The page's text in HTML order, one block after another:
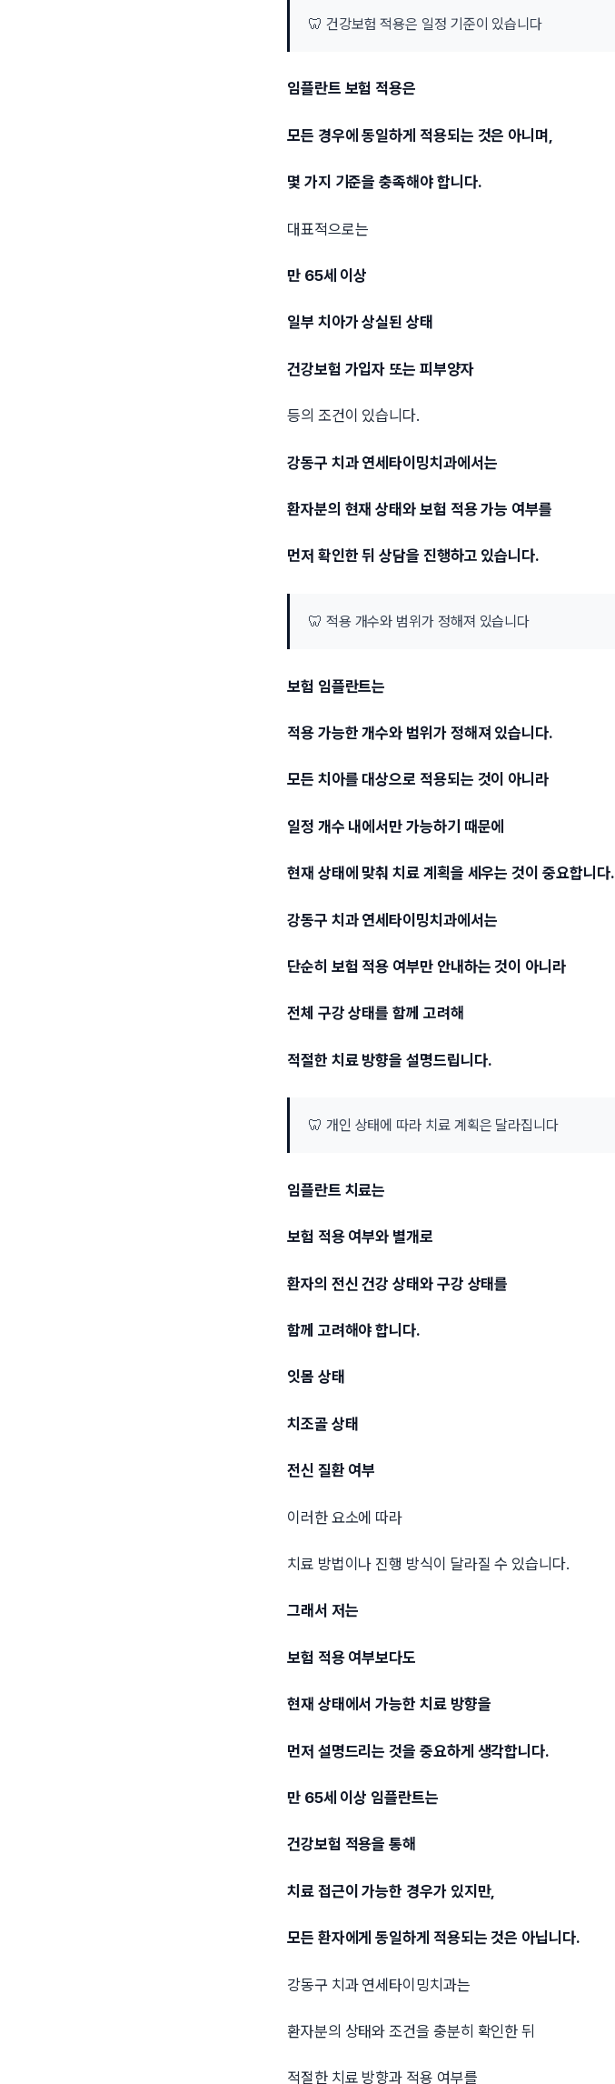
🦷 건강보험 적용은 일정 기준이 있습니다
임플란트 보험 적용은
모든 경우에 동일하게 적용되는 것은 아니며,
몇 가지 기준을 충족해야 합니다.
대표적으로는
만 65세 이상
일부 치아가 상실된 상태
건강보험 가입자 또는 피부양자
등의 조건이 있습니다.
강동구 치과 연세타이밍치과에서는
환자분의 현재 상태와 보험 적용 가능 여부를
먼저 확인한 뒤 상담을 진행하고 있습니다.
🦷 적용 개수와 범위가 정해져 있습니다
보험 임플란트는
적용 가능한 개수와 범위가 정해져 있습니다.
모든 치아를 대상으로 적용되는 것이 아니라
일정 개수 내에서만 가능하기 때문에
현재 상태에 맞춰 치료 계획을 세우는 것이 중요합니다.
강동구 치과 연세타이밍치과에서는
단순히 보험 적용 여부만 안내하는 것이 아니라
전체 구강 상태를 함께 고려해
적절한 치료 방향을 설명드립니다.
🦷 개인 상태에 따라 치료 계획은 달라집니다
임플란트 치료는
보험 적용 여부와 별개로
환자의 전신 건강 상태와 구강 상태를
함께 고려해야 합니다.
잇몸 상태
치조골 상태
전신 질환 여부
이러한 요소에 따라
치료 방법이나 진행 방식이 달라질 수 있습니다.
그래서 저는
보험 적용 여부보다도
현재 상태에서 가능한 치료 방향을
먼저 설명드리는 것을 중요하게 생각합니다.
만 65세 이상 임플란트는
건강보험 적용을 통해
치료 접근이 가능한 경우가 있지만,
모든 환자에게 동일하게 적용되는 것은 아닙니다.
강동구 치과 연세타이밍치과는
환자분의 상태와 조건을 충분히 확인한 뒤
적절한 치료 방향과 적용 여부를